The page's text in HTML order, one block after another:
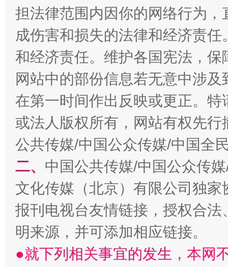
习近平的博鳌关键词
魏明
“刷贴”乱象丛生
生
担法律范围内因你的网络行为
成伤害和损失的法律和经济责
和经济责任。维护各国宪法，
网站中的部份信息若无意中涉
在第一时间作出反映或更正。
或法人版权所有，网站有权先
公共传媒/中国公众传媒/中国全
二、 中国公共传媒/中国公众传
文化传媒（北京）有限公司独
报刊电视台友情链接，授权合
明来源，并可添加相应链接。
●就下列相关事宜的发生，本网